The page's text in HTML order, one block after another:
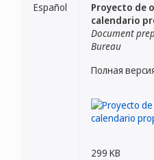
Español
Proyecto de
calendario
Document
Bureau
Полная
299 KB